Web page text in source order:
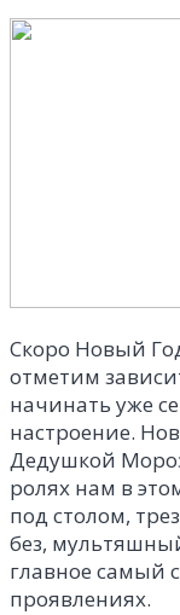
Скоро Новый
отметим
начинать уже
настроение.
Дедушкой
ролях нам в
под столом,
без,
главное самый
проявлениях.